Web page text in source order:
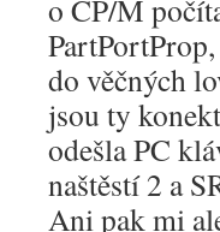
o CP/M
do věčných
jsou ty
odešla PC
naštěstí 2 a
Ani pak mi